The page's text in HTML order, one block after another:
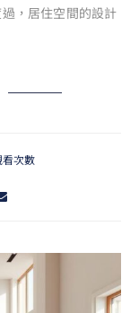
，居住空間的設計
次數